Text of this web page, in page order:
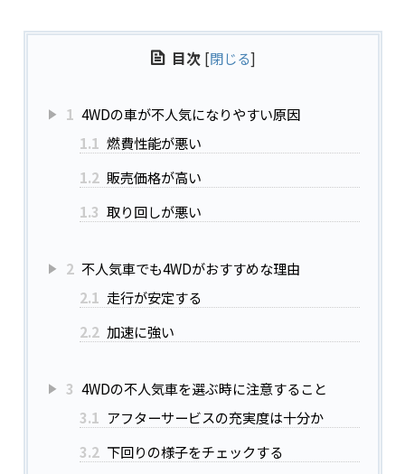
目次 [閉じる]
1 4WDの車が不人気になりやすい原因
1.1 燃費性能が悪い
1.2 販売価格が高い
1.3 取り回しが悪い
2 不人気車でも4WDがおすすめな理由
2.1 走行が安定する
2.2 加速に強い
3 4WDの不人気車を選ぶ時に注意すること
3.1 アフターサービスの充実度は十分か
3.2 下回りの様子をチェックする